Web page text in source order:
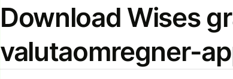
Download Wises
valutaomregner-